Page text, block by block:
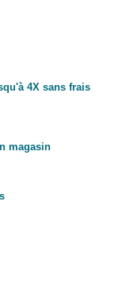
4X sans frais
magasin